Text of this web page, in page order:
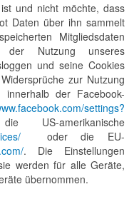
und nicht möchte, dass
Daten über ihn sammelt
Mitgliedsdaten
Nutzung unseres
und seine Cookies
zur Nutzung
der Facebook-
settings?
amerikanische
oder die EU-
. Die Einstellungen
werden für alle Geräte,
übernommen.